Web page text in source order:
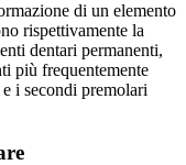
di un elemento
rispettivamente la
dentari permanenti,
più frequentemente
i secondi premolari